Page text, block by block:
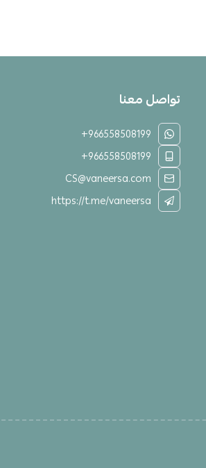
تواصل معنا
+966558508199
+966558508199
CS@vaneersa.com
https://t.me/vaneersa